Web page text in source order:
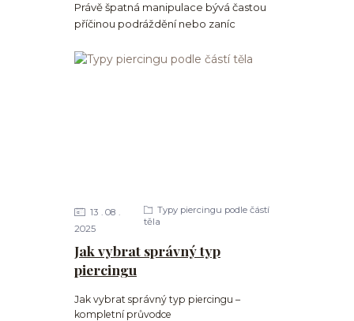
Právě špatná manipulace bývá častou
příčinou podráždění nebo zaníc
Jak vybrat správný typ
piercingu
13
08
2025
Typy piercingu podle částí
těla
Jak vybrat správný typ piercingu –
kompletní průvodce